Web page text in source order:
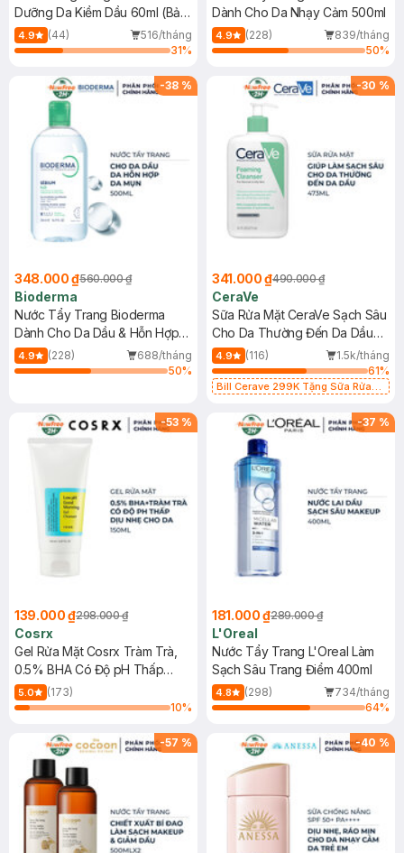
Dưỡng Da Kiềm Dầu 60ml (Bản
Mới)
4.9 (44)
516/tháng
31%
Dành Cho Da Nhạy Cảm 500ml
4.9 (228)
839/tháng
50%
-38 %
348.000 ₫560.000 ₫
Bioderma
Nước Tẩy Trang Bioderma
Dành Cho Da Dầu & Hỗn Hợp
500ml
4.9 (228)
688/tháng
50%
-30 %
341.000 ₫490.000 ₫
CeraVe
Sữa Rửa Mặt CeraVe Sạch Sâu
Cho Da Thường Đến Da Dầu
473ml
4.9 (116)
1.5k/tháng
61%
Bill Cerave 299K Tặng Sữa Rửa
-53 %
139.000 ₫298.000 ₫
Cosrx
Gel Rửa Mặt Cosrx Tràm Trà,
0.5% BHA Có Độ pH Thấp
150ml
5.0
(173)
10%
-37 %
181.000 ₫289.000 ₫
L'Oreal
Nước Tẩy Trang L'Oreal Làm
Sạch Sâu Trang Điểm 400ml
4.8 (298)
734/tháng
64%
-57 % -40 %